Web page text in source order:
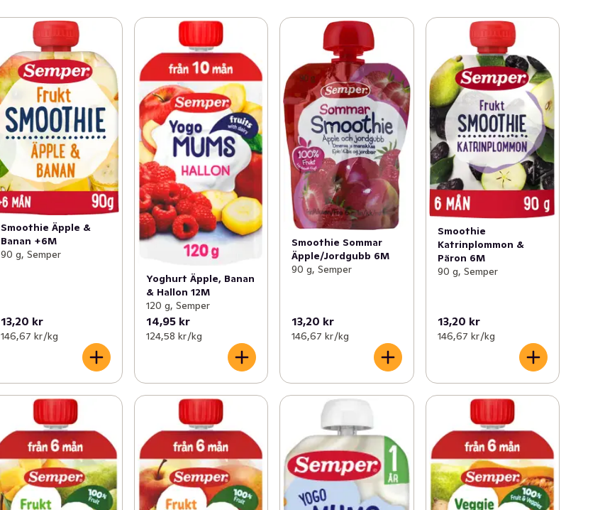
Smoothie Äpple &
Banan +6M
90 g, Semper
13,20 kr
146,67 kr /kg
Yoghurt Äpple, Banan
& Hallon 12M
120 g, Semper
14,95 kr
124,58 kr /kg
Smoothie Sommar
Äpple/Jordgubb 6M
90 g, Semper
13,20 kr
146,67 kr /kg
Smoothie
Katrinplommon &
Päron 6M
90 g, Semper
13,20 kr
146,67 kr /kg